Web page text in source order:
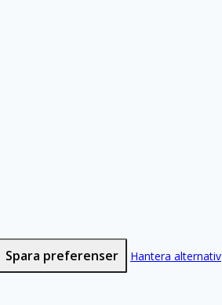
Spara preferenser Hantera alternativ